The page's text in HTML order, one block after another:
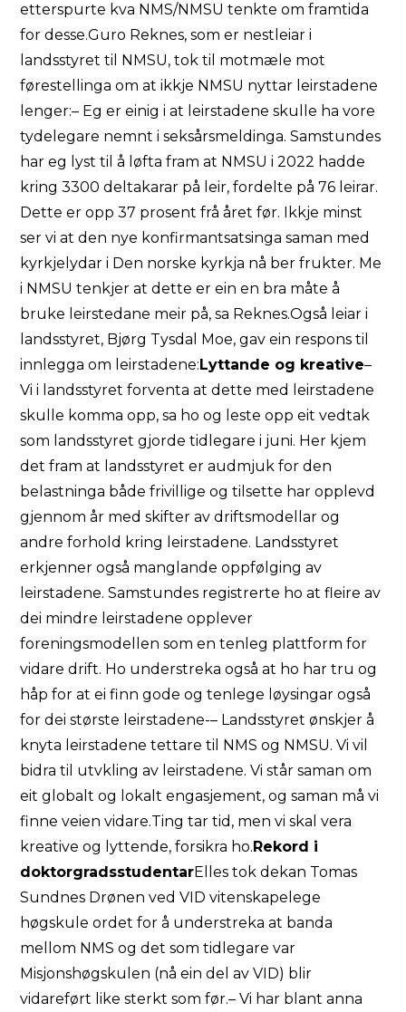
etterspurte kva NMS/NMSU tenkte om framtida
for desse.Guro Reknes, som er nestleiar i
landsstyret til NMSU, tok til motmæle mot
førestellinga om at ikkje NMSU nyttar leirstadene
lenger:– Eg er einig i at leirstadene skulle ha vore
tydelegare nemnt i seksårsmeldinga. Samstundes
har eg lyst til å løfta fram at NMSU i 2022 hadde
kring 3300 deltakarar på leir, fordelte på 76 leirar.
Dette er opp 37 prosent frå året før. Ikkje minst
ser vi at den nye konfirmantsatsinga saman med
kyrkjelydar i Den norske kyrkja nå ber frukter. Me
i NMSU tenkjer at dette er ein en bra måte å
bruke leirstedane meir på, sa Reknes.Også leiar i
landsstyret, Bjørg Tysdal Moe, gav ein respons til
innlegga om leirstadene:Lyttande og kreative–
Vi i landsstyret forventa at dette med leirstadene
skulle komma opp, sa ho og leste opp eit vedtak
som landsstyret gjorde tidlegare i juni. Her kjem
det fram at landsstyret er audmjuk for den
belastninga både frivillige og tilsette har opplevd
gjennom år med skifter av driftsmodellar og
andre forhold kring leirstadene. Landsstyret
erkjenner også manglande oppfølging av
leirstadene. Samstundes registrerte ho at fleire av
dei mindre leirstadene opplever
foreningsmodellen som en tenleg plattform for
vidare drift. Ho understreka også at ho har tru og
håp for at ei finn gode og tenlege løysingar også
for dei største leirstadene-– Landsstyret ønskjer å
knyta leirstadene tettare til NMS og NMSU. Vi vil
bidra til utvkling av leirstadene. Vi står saman om
eit globalt og lokalt engasjement, og saman må vi
finne veien vidare.Ting tar tid, men vi skal vera
kreative og lyttende, forsikra ho.Rekord i
doktorgradsstudentarElles tok dekan Tomas
Sundnes Drønen ved VID vitenskapelege
høgskule ordet for å understreka at banda
mellom NMS og det som tidlegare var
Misjonshøgskulen (nå ein del av VID) blir
vidareført like sterkt som før.– Vi har blant anna